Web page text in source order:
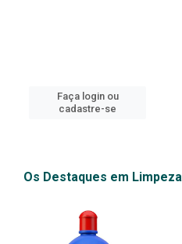
Faça login ou
cadastre-se
Os Destaques em Limpeza